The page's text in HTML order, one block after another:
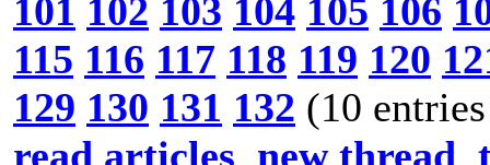
101 102 103 104 105 106
115 116 117 118 119 120
129 130 131 132 (10
read articles new thread